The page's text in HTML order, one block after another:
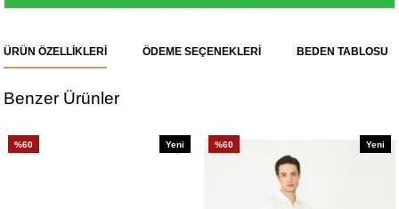
ÜRÜN ÖZELLIKLERI ÖDEME SEÇENEKLERI BEDEN TABLOSU
Benzer Ürünler
%60
Yeni
%60
Yeni